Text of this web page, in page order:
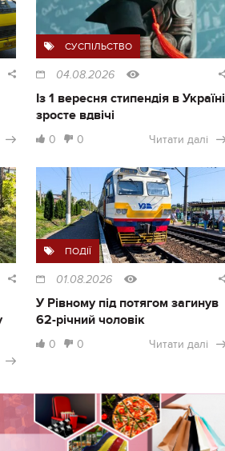
СУСПІЛЬСТВО
04.08.2026
Із 1 вересня стипендія в Україні
зросте вдвічі
0 0 Читати далі
ПОДІЇ
01.08.2026
У Рівному під потягом загинув
62-річний чоловік
0 0 Читати далі